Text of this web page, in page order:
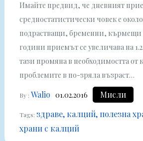
Имайте предвид, че дневният
средностатистически човек е
подрастващи, бременни, кърмещи
години приемът се увеличава на
тази промяна в необходимостта от
проблемите в по-зряла възраст…
By : Walio 01.02.2016 Мисли
Tags: здраве калций полезна
храни с калций